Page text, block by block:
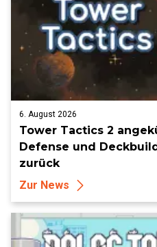
6. August 2026
Tower Tactics 2
Defense und
zurück
Zur News